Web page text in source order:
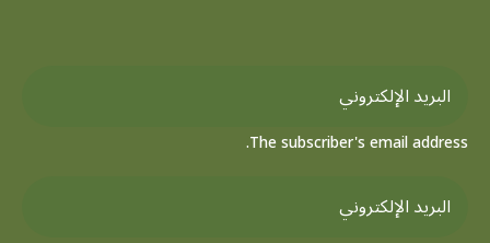
The subscriber's email address.